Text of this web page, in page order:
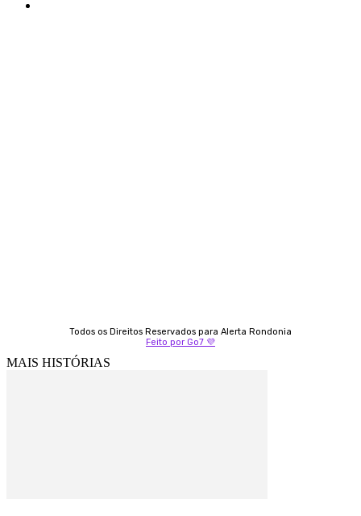
Todos os Direitos Reservados para Alerta Rondonia
Feito por Go7 💜
MAIS HISTÓRIAS